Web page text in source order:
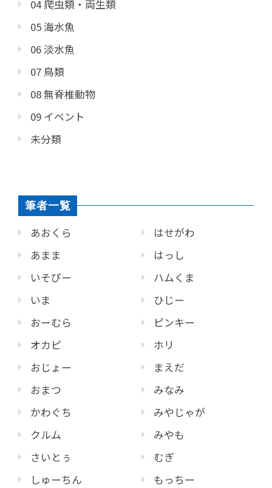
04 爬虫類・両生類
05 海水魚
06 淡水魚
07 鳥類
08 無脊椎動物
09 イベント
未分類
筆者一覧
あおくら
あまま
いそぴー
いま
おーむら
オカピ
おじょー
おまつ
かわぐち
クルム
さいとぅ
しゅーちん
はせがわ
はっし
ハムくま
ひじー
ピンキー
ホリ
まえだ
みなみ
みやじゃが
みやも
むぎ
もっちー